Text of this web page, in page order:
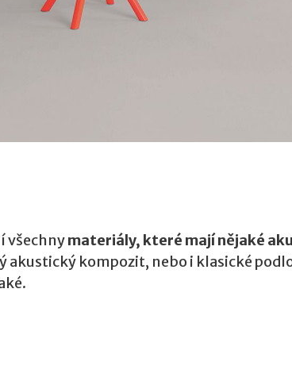
všechnymateriály, které mají nějaké
kompozit, nebo i klasické